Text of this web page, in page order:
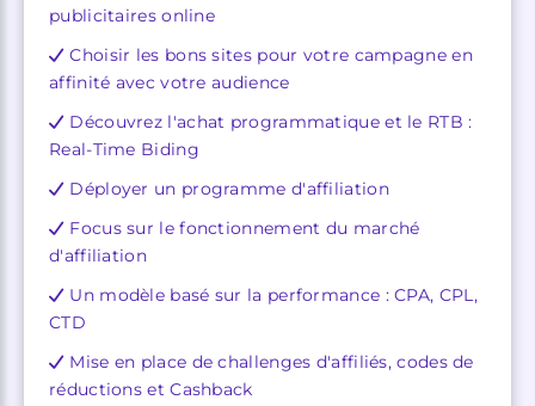
publicitaires online
Choisir les bons sites pour votre campagne en
affinité avec votre audience
Découvrez l'achat programmatique et le RTB :
Real-Time Biding
Déployer un programme d'affiliation
Focus sur le fonctionnement du marché
d'affiliation
Un modèle basé sur la performance : CPA, CPL,
CTD
Mise en place de challenges d'affiliés, codes de
réductions et Cashback